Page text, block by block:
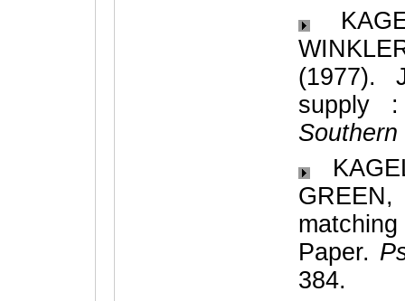
(1977).
supply :
GREEN,
Paper.
384.